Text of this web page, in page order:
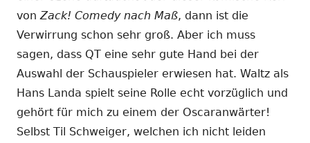
vonZack! Comedy nach Maß, dann ist die
Verwirrung schon sehr groß. Aber ich muss
sagen, dass QT eine sehr gute Hand bei der
Auswahl der Schauspieler erwiesen hat. Waltz als
Hans Landa spielt seine Rolle echt vorzüglich und
gehört für mich zu einem der Oscaranwärter!
Selbst Til Schweiger, welchen ich nicht leiden